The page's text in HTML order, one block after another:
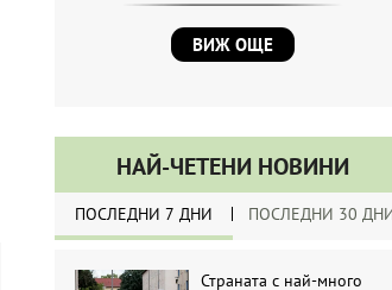
ВИЖ ОЩЕ
НАЙ-ЧЕТЕНИ НОВИНИ
ПОСЛЕДНИ 7 ДНИ ПОСЛЕДНИ 30
Страната с най-много